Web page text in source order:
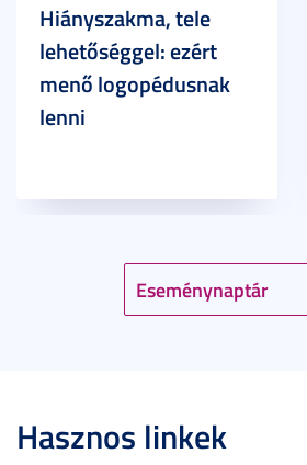
Eseménynaptár
Hiányszakma, tele
lehetőséggel: ezért
menő logopédusnak
lenni
Hasznos linkek